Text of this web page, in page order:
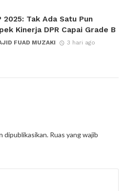
2025: Tak Ada Satu Pun
Kinerja DPR Capai Grade B
FUAD MUZAKI 3 hari ago
dipublikasikan. Ruas yang wajib